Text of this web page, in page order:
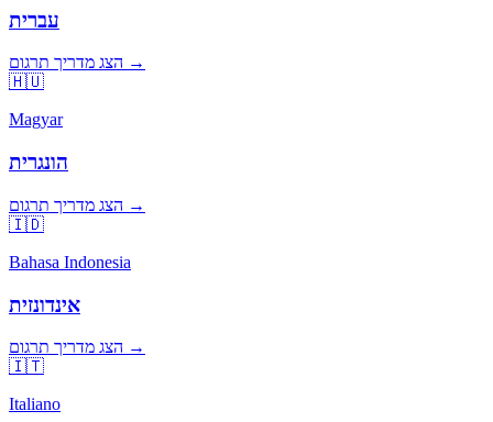
עברית
הצג מדריך תרגום →
🇭🇺
Magyar
הונגרית
הצג מדריך תרגום →
🇮🇩
Bahasa Indonesia
אינדונזית
הצג מדריך תרגום →
🇮🇹
Italiano